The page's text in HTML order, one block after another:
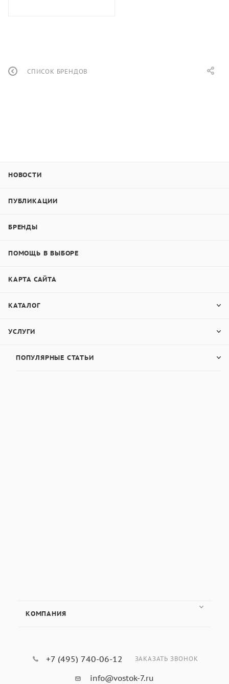
СПИСОК БРЕНДОВ
НОВОСТИ
ПУБЛИКАЦИИ
БРЕНДЫ
ПОМОЩЬ В ВЫБОРЕ
КАРТА САЙТА
КАТАЛОГ
УСЛУГИ
ПОПУЛЯРНЫЕ СТАТЬИ
КОМПАНИЯ
+7 (495) 740-06-12 ЗАКАЗАТЬ ЗВОНОК
info@vostok-7.ru